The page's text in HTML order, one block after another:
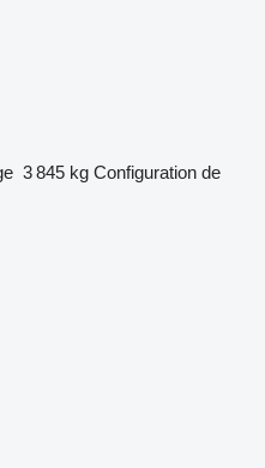
3 845 kg Configuration de